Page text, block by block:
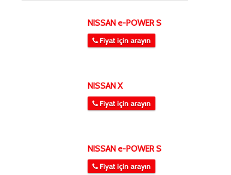
NISSAN e-POWER S
Fiyat için arayın
NISSAN X
Fiyat için arayın
NISSAN e-POWER S
Fiyat için arayın